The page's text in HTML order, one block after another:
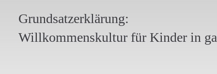
Grundsatzerklärung:
Willkommenskultur für Kinder in